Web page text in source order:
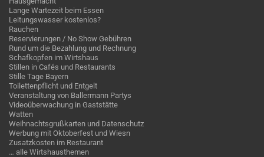
Lange Wartezeit beim Essen
Leitungswasser kostenlos?
Rauchen
Reservierungen / No Show Gebühren
Rund um die Bezahlung und Rechnung
Schafkopfen im Wirtshaus
Stillen in Cafés und Restaurants
Stille Tage Bayern
Toilettenpflicht und Entgelt
Veranstaltung von Ballermann Partys
Videoüberwachung in Gaststätte
Watten
Weihnachtsgrußkarten und Datenschutz
Werbung mit Oktoberfest und Wiesn
Zusatzkosten im Restaurant
… alle Wirtshausthemen